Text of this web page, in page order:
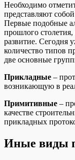
Необходимо
представляют
Первые подобные
прошлого столетия,
развитие. Сегодня
количество типов
две основные
Прикладные –
возникающую в
Примитивные –
качестве
прикладных
Иные виды